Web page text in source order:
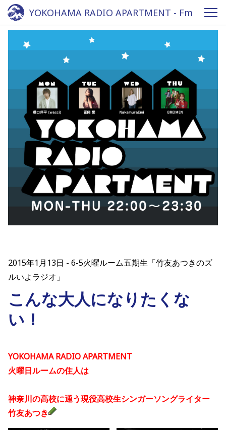
YOKOHAMA RADIO APARTMENT - Fm
yokohama 84.7
2015年1月13日
6-5火曜ルーム五期生「竹友あつきのズ
ルいよラジオ」
こんな大人になりたくな
い！
YOKOHAMA RADIO APARTMENT
火曜日ルームの住人は
神奈川の高校に通う現役高校生シンガーソングライター
竹友あつき